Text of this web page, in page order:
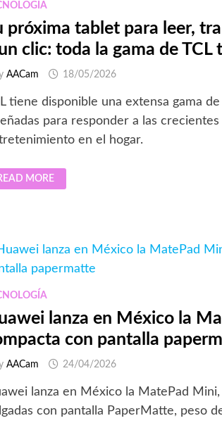
próxima tablet para leer,
clic: toda la gama de TCL
AACam 18/05/2026
tiene disponible una extensa gama
para responder a las
en el hogar.
ESPERA
MORE
lanza en México la
con pantalla
AACam 24/04/2026
lanza en México la MatePad
con pantalla PaperMatte, peso